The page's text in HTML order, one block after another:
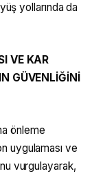
yollarında da
VE KAR
GÜVENLİĞİNİ
önleme
uygulaması ve
vurgulayarak,